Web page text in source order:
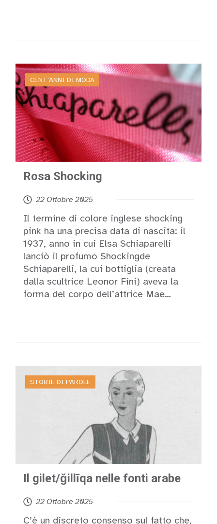
CENT'ANNI DI MODA
Rosa Shocking
22 Ottobre 2025
Il termine di colore inglese shocking
pink ha una precisa data di nascita: il
1937, anno in cui Elsa Schiaparelli
lanciò il profumo Shockingde
Schiaparelli, la cui bottiglia (creata
dalla scultrice Leonor Fini) aveva la
forma del corpo dell’attrice Mae…
STORIE DI PAROLE
Il gilet/ǧillīqa nelle fonti arabe
22 Ottobre 2025
C’è un discreto consenso sul fatto che,